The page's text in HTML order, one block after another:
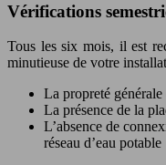
Vérifications
Tous les six mois, il est
minutieuse de votre
La propreté
La présence de la
L’absence de
réseau d’eau potable